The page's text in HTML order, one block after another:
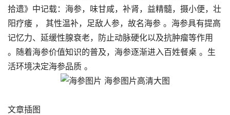
拾遗》中记载：海参，味甘咸，补肾，益精髓，摄小便，壮
阳疗痿 ， 其性温补，足敌人参，故名海参 。海参具有提高
记忆力、延缓性腺衰老，防止动脉硬化以及抗肿瘤等作用
。随着海参价值知识的普及，海参逐渐进入百姓餐桌 。生
活环境决定海参品质 。
文章插图